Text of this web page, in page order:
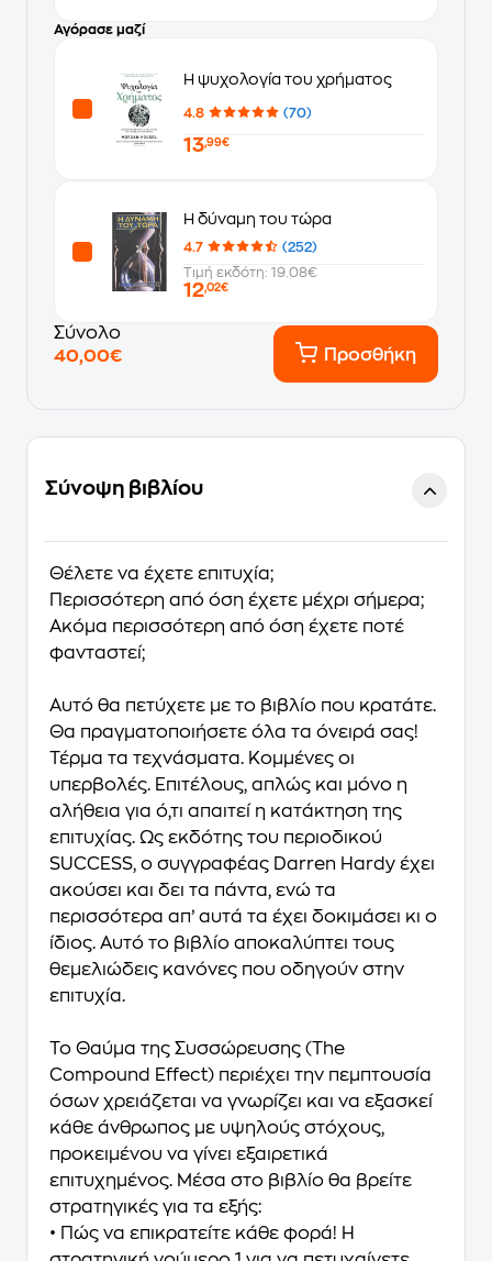
Αγόρασε μαζί
Η ψυχολογία του χρήματος
4.8 (70)
13,99€
Η δύναμη του τώρα
4.7
(252)
Τιμή εκδότη: 19.08€
12,02€
Σύνολο
40,00€
Προσθήκη
Σύνοψη βιβλίου
Θέλετε να έχετε επιτυχία;
Περισσότερη από όση έχετε μέχρι σήμερα;
Ακόμα περισσότερη από όση έχετε ποτέ
φανταστεί;
Αυτό θα πετύχετε με το βιβλίο που κρατάτε.
Θα πραγματοποιήσετε όλα τα όνειρά σας!
Τέρμα τα τεχνάσματα. Κομμένες οι
υπερβολές. Επιτέλους, απλώς και μόνο η
αλήθεια για ό,τι απαιτεί η κατάκτηση της
επιτυχίας. Ως εκδότης του περιοδικού
SUCCESS, ο συγγραφέας Darren Hardy έχει
ακούσει και δει τα πάντα, ενώ τα
περισσότερα απ’ αυτά τα έχει δοκιμάσει κι ο
ίδιος. Αυτό το βιβλίο αποκαλύπτει τους
θεμελιώδεις κανόνες που οδηγούν στην
επιτυχία.
Το Θαύμα της Συσσώρευσης (The
Compound Effect) περιέχει την πεμπτουσία
όσων χρειάζεται να γνωρίζει και να εξασκεί
κάθε άνθρωπος με υψηλούς στόχους,
προκειμένου να γίνει εξαιρετικά
επιτυχημένος. Μέσα στο βιβλίο θα βρείτε
στρατηγικές για τα εξής:
• Πώς να επικρατείτε κάθε φορά! Η